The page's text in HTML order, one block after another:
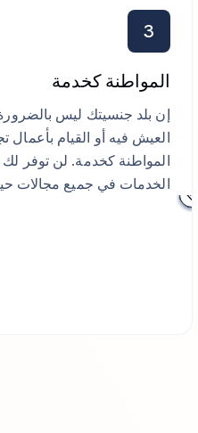
3
المواطنة كخدمة
إن بلد جنسيتك ليس بالضرورة
العيش فيه أو القيام بأعمال
المواطنة كخدمة. لن توفر
الخدمات في جميع مجالات